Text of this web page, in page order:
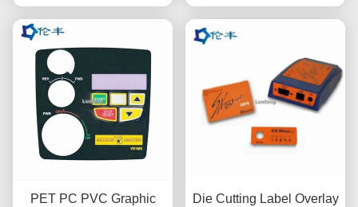
PET PC PVC Graphic
Die Cutting Label Overlay